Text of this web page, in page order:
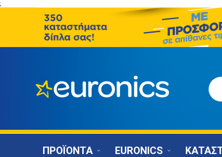
;
ΠΡΟΪΟΝΤΑ EURONICS